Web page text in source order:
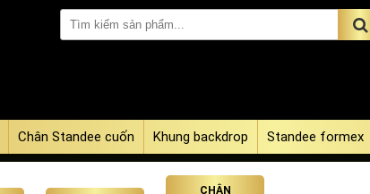
Chân Standee cuốn Khung backdrop Standee formex
CHÂN